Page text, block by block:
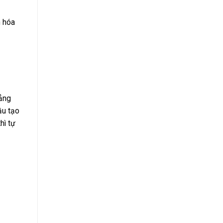
hóa
tạo
tự